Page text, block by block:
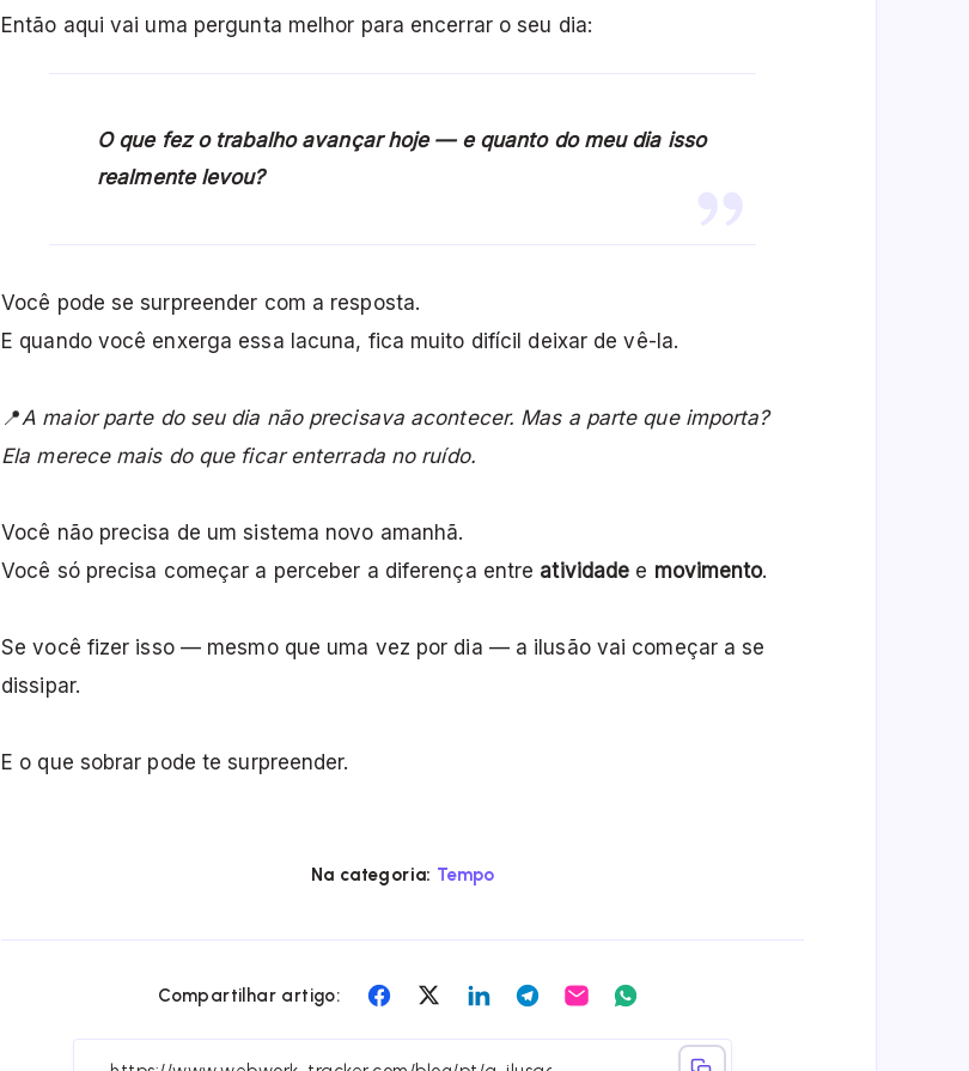
Então aqui vai uma pergunta melhor para encerrar o seu dia:
O que fez o trabalho avançar hoje — e quanto do meu dia isso
realmente levou?
Você pode se surpreender com a resposta.
E quando você enxerga essa lacuna, fica muito difícil deixar de vê-la.
📍A maior parte do seu dia não precisava acontecer. Mas a parte que importa?
Ela merece mais do que ficar enterrada no ruído.
Você não precisa de um sistema novo amanhã.
Você só precisa começar a perceber a diferença entre atividade e movimento.
Se você fizer isso — mesmo que uma vez por dia — a ilusão vai começar a se
dissipar.
E o que sobrar pode te surpreender.
Na categoria: Tempo
Compartilhar artigo:
Share
Facebook
Share
Twitter
Share
Linkedin
Share
Telegram
Share
Whatsapp